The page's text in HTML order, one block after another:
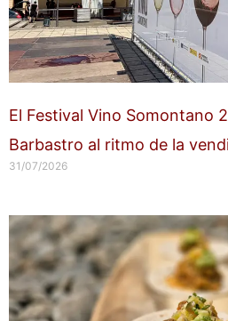
El Festival Vino Somontano
Barbastro al ritmo de la
31/07/2026